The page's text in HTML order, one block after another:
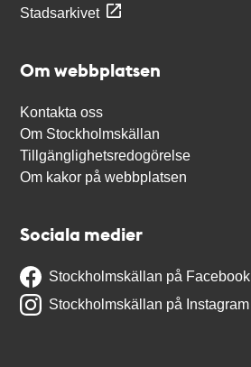
Stadsarkivet
Om webbplatsen
Kontakta oss
Om Stockholmskällan
Tillgänglighetsredogörelse
Om kakor på webbplatsen
Sociala medier
Stockholmskällan på Facebook
Stockholmskällan på Instagram